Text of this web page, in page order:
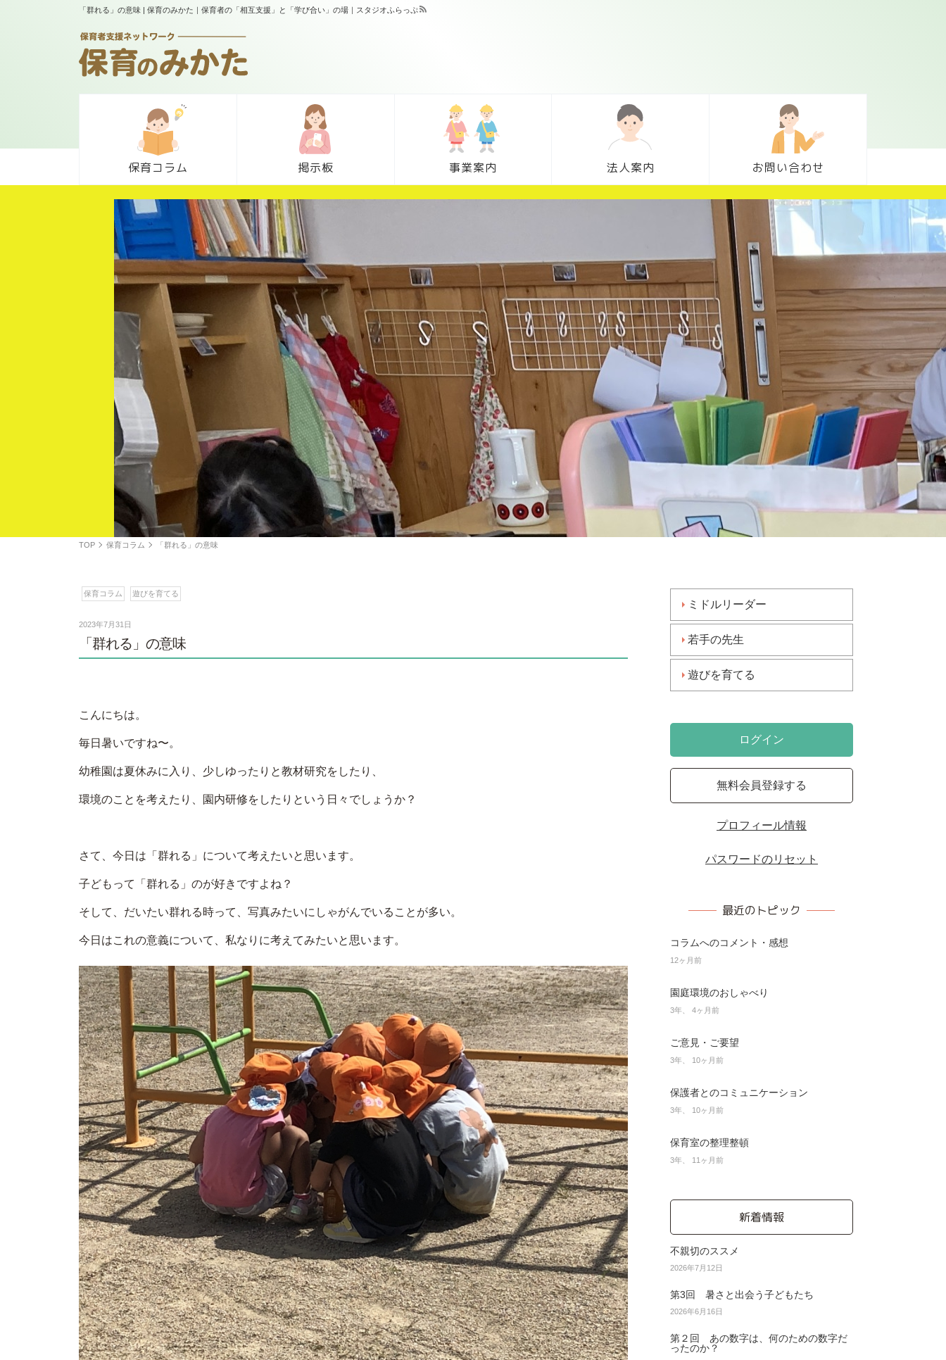
「群れる」の意味 | 保育のみかた｜保育者の「相互支援」と「学び合い」の場｜スタジオふらっぷ
保育コラム 掲示板 事業案内 法人案内 お問い合わせ
TOP 保育コラム 「群れる」の意味
保育コラム 遊びを育てる
2023年7月31日
「群れる」の意味
こんにちは。
毎日暑いですね〜。
幼稚園は夏休みに入り、少しゆったりと教材研究をしたり、
環境のことを考えたり、園内研修をしたりという日々でしょうか？
さて、今日は「群れる」について考えたいと思います。
子どもって「群れる」のが好きですよね？
そして、だいたい群れる時って、写真みたいにしゃがんでいることが多い。
今日はこれの意義について、私なりに考えてみたいと思います。
ミドルリーダー
若手の先生
遊びを育てる
ログイン
無料会員登録する
プロフィール情報
パスワードのリセット
最近のトピック
コラムへのコメント・感想
12ヶ月前
園庭環境のおしゃべり
3年、 4ヶ月前
ご意見・ご要望
3年、 10ヶ月前
保護者とのコミュニケーション
3年、 10ヶ月前
保育室の整理整頓
3年、 11ヶ月前
新着情報
不親切のススメ
2026年7月12日
第3回 暑さと出会う子どもたち
2026年6月16日
第２回 あの数字は、何のための数字だ
ったのか？